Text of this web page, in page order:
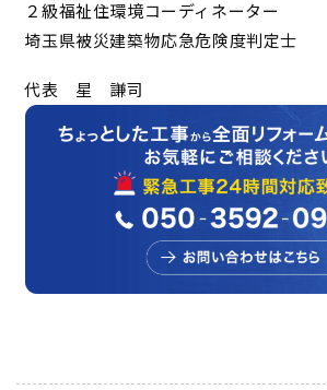
２級福祉住環境コーディネーター
埼玉県被災建築物応急危険度判定士
代表 星 謙司